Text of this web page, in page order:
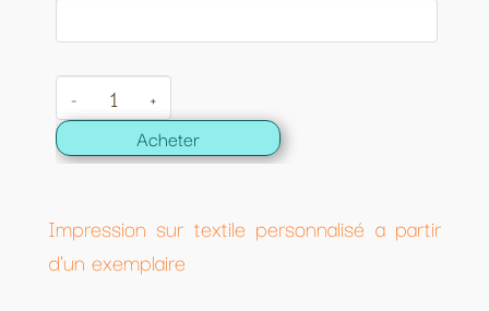
- +
Acheter
Impression sur textile personnalisé a partir
d'un exemplaire